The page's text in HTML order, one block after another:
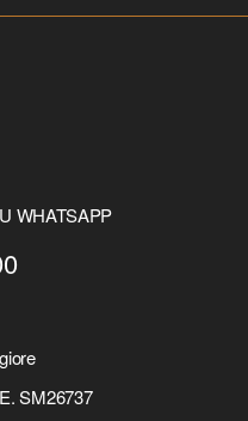
WHATSAPP
SM26737